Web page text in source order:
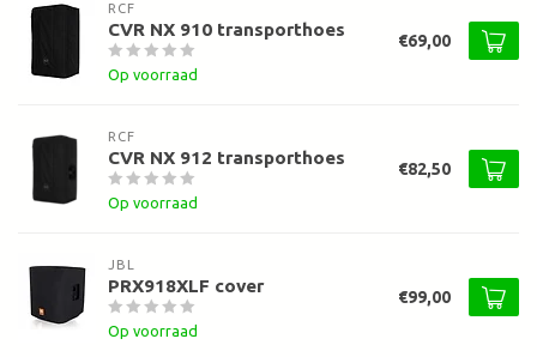
RCF
CVR NX 910 transporthoes
Op voorraad
€69,00
RCF
CVR NX 912 transporthoes
Op voorraad
€82,50
JBL
PRX918XLF cover
Op voorraad
€99,00